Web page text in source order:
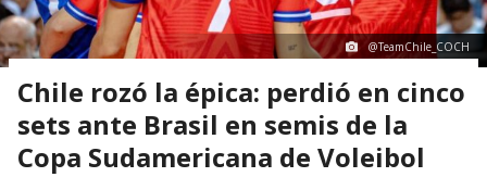
@TeamChile_COCH
Chile rozó la épica: perdió en cinco
sets ante Brasil en semis de la
Copa Sudamericana de Voleibol